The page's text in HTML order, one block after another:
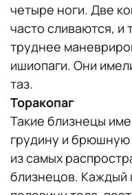
четыре ноги. Две
часто сливаются, и
труднее
ишиопаги. Они
таз.
Торакопаг
Такие близнецы
грудину и брюшную
из самых
близнецов. Каждый